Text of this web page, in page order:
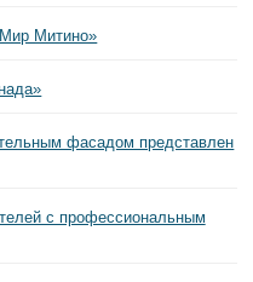
Митино»
фасадом представлен
с профессиональным